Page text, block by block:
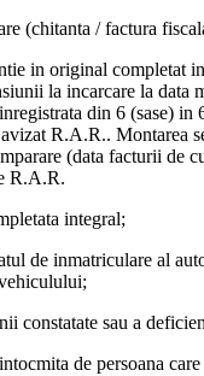
(chitanta / factura
in original completat
la incarcare la data
din 6 (sase) in
R.A.R.. Montarea
(data facturii de
R.A.R.
integral;
de inmatriculare al
constatate sau a
de persoana